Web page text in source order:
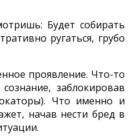
Будет собирать
ругаться, грубо
проявление. Что-то
заблокировав
Что именно и
начав нести бред в